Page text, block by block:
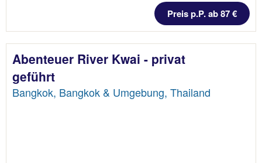
Preis p.P. ab 87 €
Abenteuer River Kwai - privat
geführt
Bangkok, Bangkok & Umgebung, Thailand